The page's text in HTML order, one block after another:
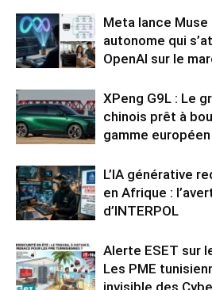
Meta lance Muse
autonome qui
OpenAI sur le
XPeng G9L : Le
chinois prêt à
gamme européen
L’IA générative
en Afrique :
d’INTERPOL
Alerte ESET sur
Les PME